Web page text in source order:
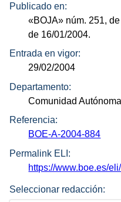
Publicado en:
«BOJA» núm. 251,
de 16/01/2004.
Entrada en vigor:
29/02/2004
Departamento:
Comunidad
Referencia:
BOE-A-2004-884
Permalink ELI:
https://www.boe.es/
Seleccionar redacción: